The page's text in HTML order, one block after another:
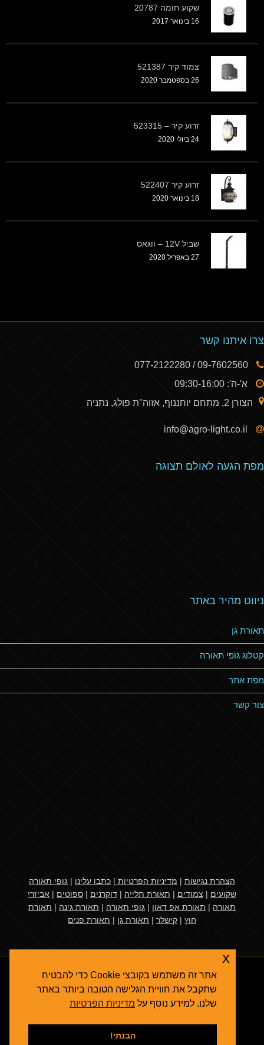
שקוע חומה 20787
16 בינואר 2017
צמוד קיר 521387
26 בספטמבר 2020
זרוע קיר – 523315
24 ביולי 2020
זרוע קיר 522407
18 בינואר 2020
שביל 12V – ווגאס
27 באפריל 2020
צרו איתנו קשר
א'-ה': 09:30-16:00
הצורן 2, מתחם יוחננוף, אזוה''ת פולג, נתניה
מפת הגעה לאולם תצוגה
ניווט מהיר באתר
תאורת גן
קטלוג גופי תאורה
מפת אתר
צור קשר
הצהרת נגישות | מדיניות הפרטיות | כתבו עלינו | גופי תאורה
שקועים | צמודים | תאורת תלייה | דוקרנים | ספוטים | אביזרי
תאורה | תאורת אפ דאון | גופי תאורה | תאורת גינה | תאורת
חוץ | קישלר | תאורת גן | תאורת פנים
קידום אתרים בגוגל
אתר זה משתמש בקובצי Cookie כדי להבטיח
שתקבל את חוויית הגלישה הטובה ביותר באתר
שלנו. למידע נוסף על מדיניות הפרטיות
הבנתי!
x